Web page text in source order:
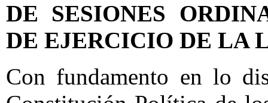
DE SESIONES
DE EJERCICIO DE LA
Con fundamento en lo